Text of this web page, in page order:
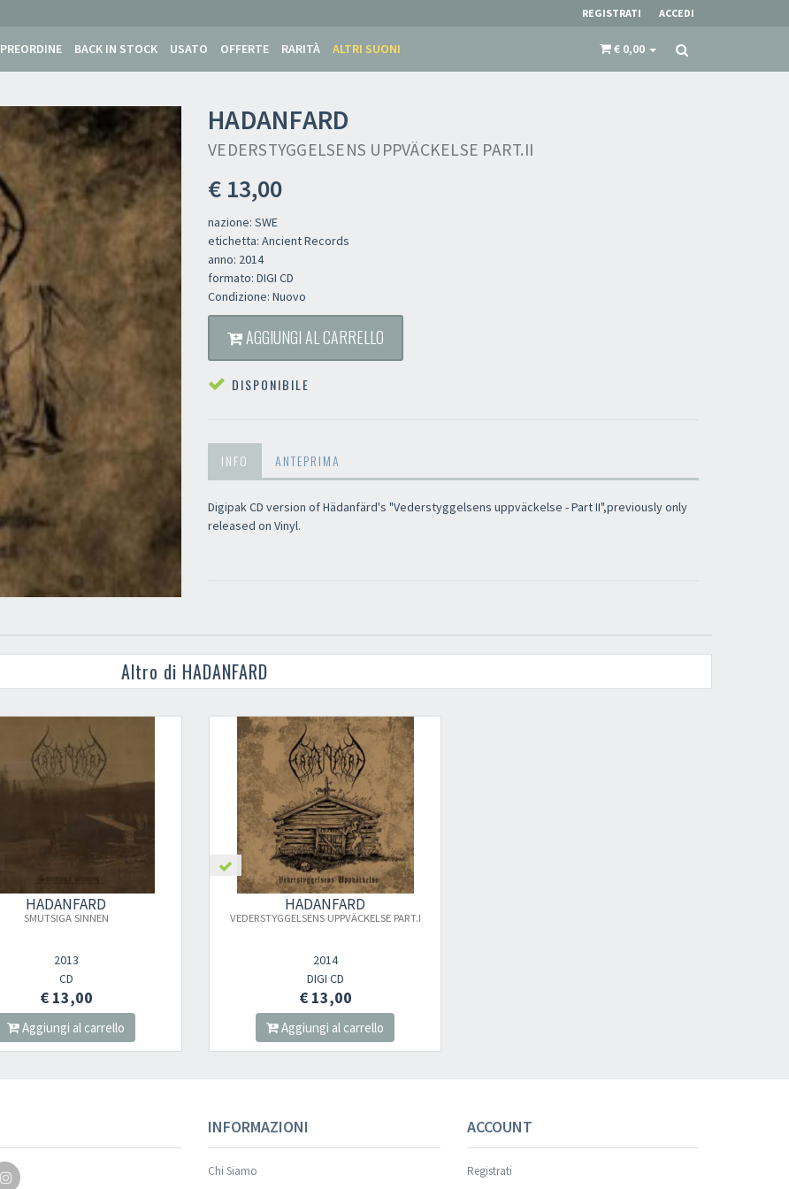
REGISTRATI ACCEDI
PREORDINE BACK IN STOCK USATO OFFERTE RARITÀ ALTRI SUONI € 0,00
HADANFARD
VEDERSTYGGELSENS UPPVÄCKELSE PART.II
€ 13,00
nazione: SWE
etichetta: Ancient Records
anno: 2014
formato: DIGI CD
Condizione: Nuovo
AGGIUNGI AL CARRELLO
DISPONIBILE
INFO ANTEPRIMA
Digipak CD version of Hädanfärd's "Vederstyggelsens uppväckelse - Part II",previously only
released on Vinyl.
Altro di HADANFARD
HADANFARD
SMUTSIGA SINNEN
2013
CD
€ 13,00
Aggiungi al carrello
HADANFARD
VEDERSTYGGELSENS UPPVÄCKELSE PART.I
2014
DIGI CD
€ 13,00
Aggiungi al carrello
INFORMAZIONI
Chi Siamo
ACCOUNT
Registrati